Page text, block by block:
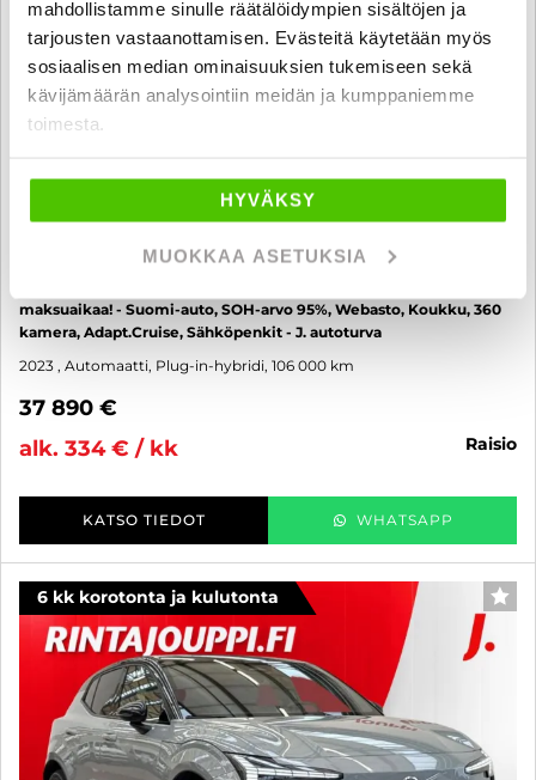
mahdollistamme sinulle räätälöidympien sisältöjen ja
tarjousten vastaanottamisen. Evästeitä käytetään myös
sosiaalisen median ominaisuuksien tukemiseen sekä
kävijämäärän analysointiin meidän ja kumppaniemme
toimesta.
HYVÄKSY
MUOKKAA ASETUKSIA
maksuaikaa! - Suomi-auto, SOH-arvo 95%, Webasto, Koukku, 360
kamera, Adapt.Cruise, Sähköpenkit - J. autoturva
2023 , Automaatti, Plug-in-hybridi, 106 000 km
37 890 €
alk. 334 € / kk
raisio
KATSO TIEDOT WHATSAPP
6 kk korotonta ja kulutonta